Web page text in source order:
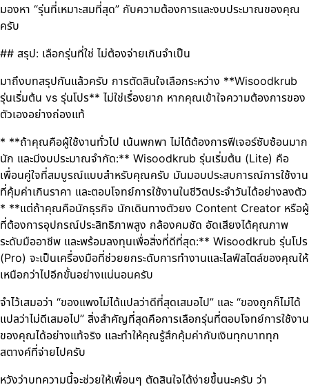
มองหา “รุ่นที่เหมาะสมที่สุด” กับความต้องการและงบประมาณของคุณ
ครับ
## สรุป: เลือกรุ่นที่ใช่ ไม่ต้องจ่ายเกินจำเป็น
มาถึงบทสรุปกันแล้วครับ การตัดสินใจเลือกระหว่าง **Wisoodkrub
รุ่นเริ่มต้น vs รุ่นโปร** ไม่ใช่เรื่องยาก หากคุณเข้าใจความต้องการของ
ตัวเองอย่างถ่องแท้
* **ถ้าคุณคือผู้ใช้งานทั่วไป เน้นพกพา ไม่ได้ต้องการฟีเจอร์ซับซ้อนมาก
นัก และมีงบประมาณจำกัด:** Wisoodkrub รุ่นเริ่มต้น (Lite) คือ
เพื่อนคู่ใจที่สมบูรณ์แบบสำหรับคุณครับ มันมอบประสบการณ์การใช้งาน
ที่คุ้มค่าเกินราคา และตอบโจทย์การใช้งานในชีวิตประจำวันได้อย่างลงตัว
* **แต่ถ้าคุณคือนักธุรกิจ นักเดินทางตัวยง Content Creator หรือผู้
ที่ต้องการอุปกรณ์ประสิทธิภาพสูง กล้องคมชัด อัดเสียงได้คุณภาพ
ระดับมืออาชีพ และพร้อมลงทุนเพื่อสิ่งที่ดีที่สุด:** Wisoodkrub รุ่นโปร
(Pro) จะเป็นเครื่องมือที่ช่วยยกระดับการทำงานและไลฟ์สไตล์ของคุณให้
เหนือกว่าไปอีกขั้นอย่างแน่นอนครับ
จำไว้เสมอว่า “ของแพงไม่ได้แปลว่าดีที่สุดเสมอไป” และ “ของถูกก็ไม่ได้
แปลว่าไม่ดีเสมอไป” สิ่งสำคัญที่สุดคือการเลือกรุ่นที่ตอบโจทย์การใช้งาน
ของคุณได้อย่างแท้จริง และทำให้คุณรู้สึกคุ้มค่ากับเงินทุกบาททุก
สตางค์ที่จ่ายไปครับ
หวังว่าบทความนี้จะช่วยให้เพื่อนๆ ตัดสินใจได้ง่ายขึ้นนะครับ ว่า